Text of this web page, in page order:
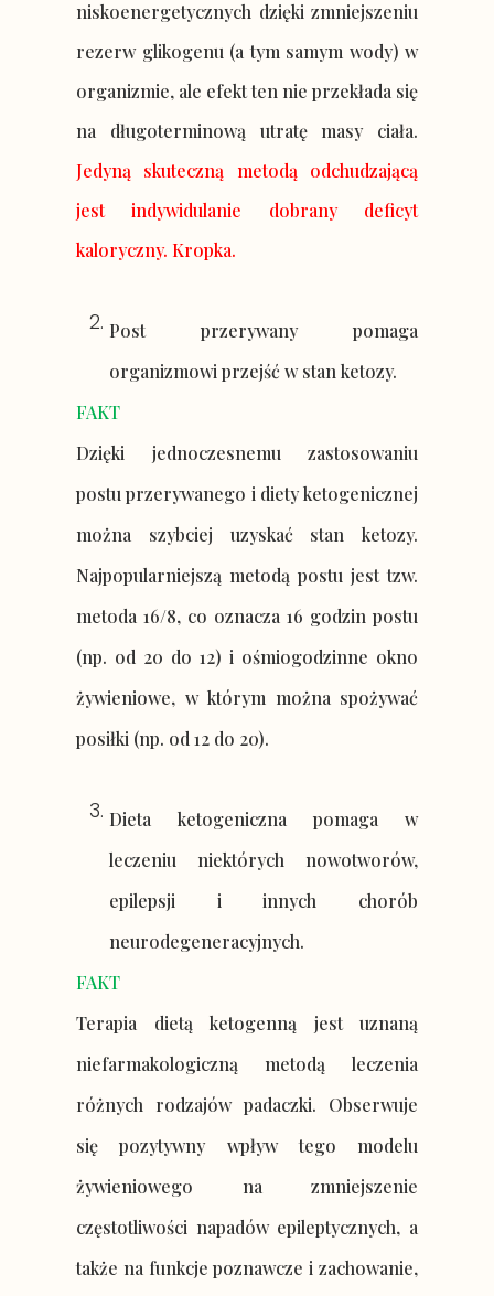
niskoenergetycznych dzięki zmniejszeniu
rezerw glikogenu (a tym samym wody) w
organizmie, ale efekt ten nie przekłada się
na długoterminową utratę masy ciała.
Jedyną skuteczną metodą odchudzającą
jest indywidulanie dobrany deficyt
kaloryczny. Kropka.
Post przerywany pomaga
organizmowi przejść w stan ketozy.
FAKT
Dzięki jednoczesnemu zastosowaniu
postu przerywanego i diety ketogenicznej
można szybciej uzyskać stan ketozy.
Najpopularniejszą metodą postu jest tzw.
metoda 16/8, co oznacza 16 godzin postu
(np. od 20 do 12) i ośmiogodzinne okno
żywieniowe, w którym można spożywać
posiłki (np. od 12 do 20).
Dieta ketogeniczna pomaga w
leczeniu niektórych nowotworów,
epilepsji i innych chorób
neurodegeneracyjnych.
FAKT
Terapia dietą ketogenną jest uznaną
niefarmakologiczną metodą leczenia
różnych rodzajów padaczki. Obserwuje
się pozytywny wpływ tego modelu
żywieniowego na zmniejszenie
częstotliwości napadów epileptycznych, a
także na funkcje poznawcze i zachowanie,